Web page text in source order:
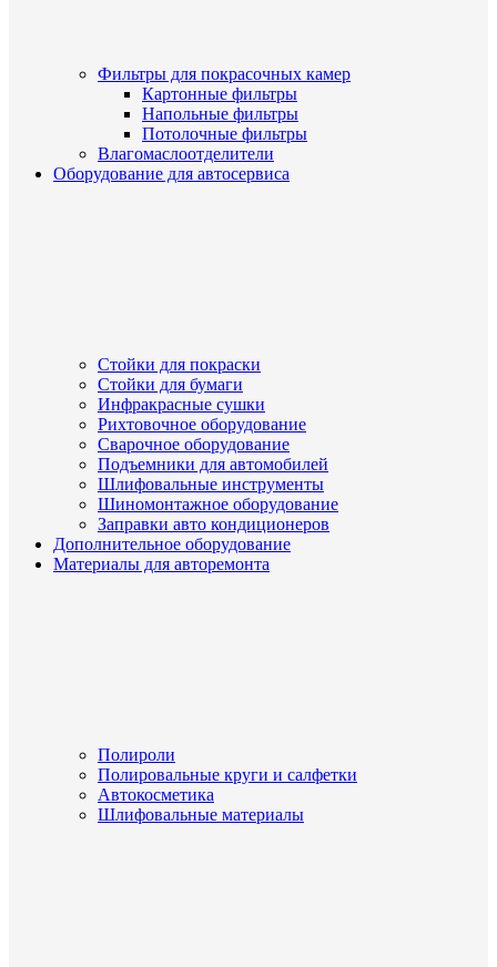
Фильтры для покрасочных камер
Картонные фильтры
Напольные фильтры
Потолочные фильтры
Влагомаслоотделители
Оборудование для автосервиса
Стойки для покраски
Стойки для бумаги
Инфракрасные сушки
Рихтовочное оборудование
Сварочное оборудование
Подъемники для автомобилей
Шлифовальные инструменты
Шиномонтажное оборудование
Заправки авто кондиционеров
Дополнительное оборудование
Материалы для авторемонта
Полироли
Полировальные круги и салфетки
Автокосметика
Шлифовальные материалы